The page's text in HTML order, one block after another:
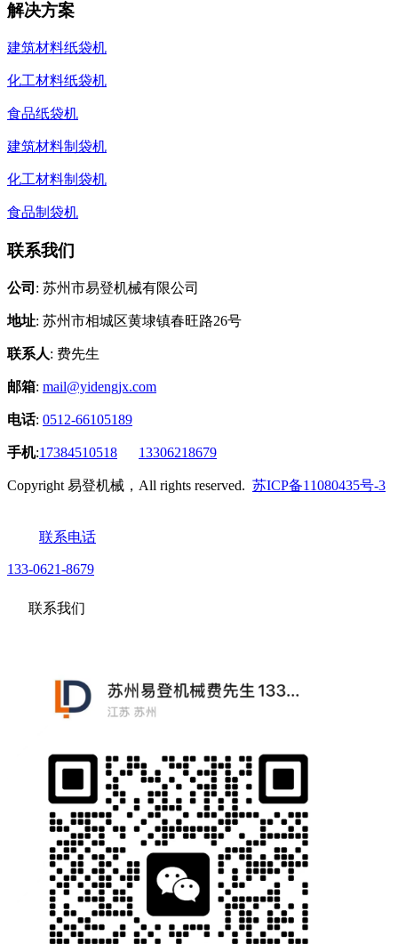
解决方案
建筑材料纸袋机
化工材料纸袋机
食品纸袋机
建筑材料制袋机
化工材料制袋机
食品制袋机
联系我们
公司 : 苏州市易登机械有限公司
地址: 苏州市相城区黄埭镇春旺路26号
联系人: 费先生
邮箱: mail@yidengjx.com
电话: 0512-66105189
手机:17384510518 13306218679
Copyright 易登机械，All rights reserved. 苏ICP备11080435号-3
联系电话
133-0621-8679
联系我们